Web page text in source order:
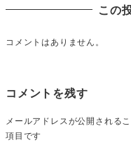
この
コメントはありません。
コメントを残す
メールアドレスが公開される
項目です